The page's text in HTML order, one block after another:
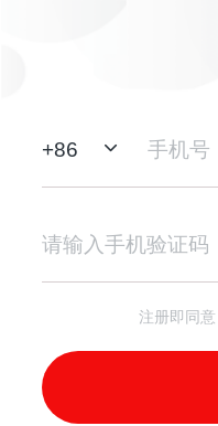
+86
注册即同意